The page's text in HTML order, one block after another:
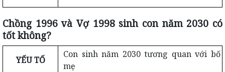
Chồng 1996 và Vợ 1998 sinh con năm 2030 có
tốt không?
YẾU TỐ
Con sinh năm 2030 tương quan với bố
mẹ